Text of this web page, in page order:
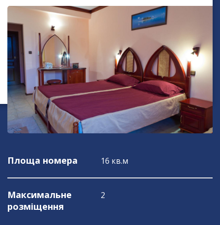
Площа номера 16 кв.м
Максимальне
розміщення
2